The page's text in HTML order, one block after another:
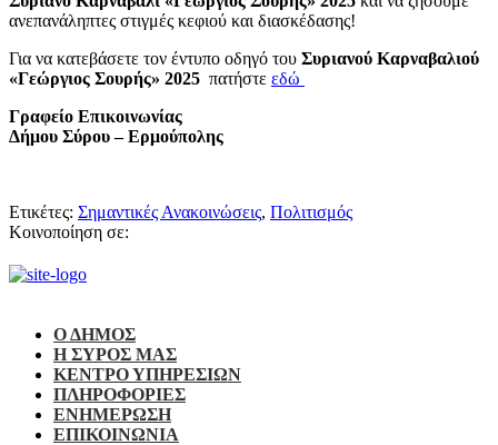
ανεπανάληπτες στιγμές κεφιού και διασκέδασης!
Για να κατεβάσετε τον έντυπο οδηγό του Συριανού Καρναβαλιού
«Γεώργιος Σουρής» 2025 πατήστε εδώ
Γραφείο Επικοινωνίας
Δήμου Σύρου – Ερμούπολης
Ετικέτες: Σημαντικές Ανακοινώσεις, Πολιτισμός
Κοινοποίηση σε:
Ο ΔΗΜΟΣ
Η ΣΥΡΟΣ ΜΑΣ
ΚΕΝΤΡΟ ΥΠΗΡΕΣΙΩΝ
ΠΛΗΡΟΦΟΡΙΕΣ
ΕΝΗΜΕΡΩΣΗ
ΕΠΙΚΟΙΝΩΝΙΑ